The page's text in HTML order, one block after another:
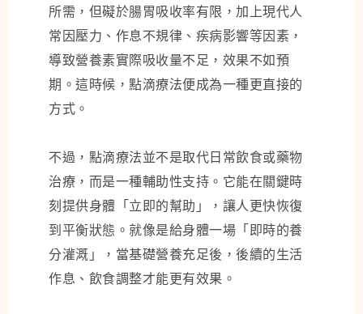
所需，但礙於腸胃吸收率有限，加上現代人
常因壓力、作息不規律、疾病影響等因素，
導致營養素實際吸收量不足，效果不如預
期。這時候，點滴療法便成為一種更直接的
方式。
不過，點滴療法並不是取代日常飲食或藥物
治療，而是一種輔助性支持。它能在關鍵時
刻提供身體「立即的幫助」，讓人更快恢復
到平衡狀態。就像是給身體一場「即時的養
分灌溉」，當基礎營養充足後，後續的生活
作息、飲食調整才能更有效果。